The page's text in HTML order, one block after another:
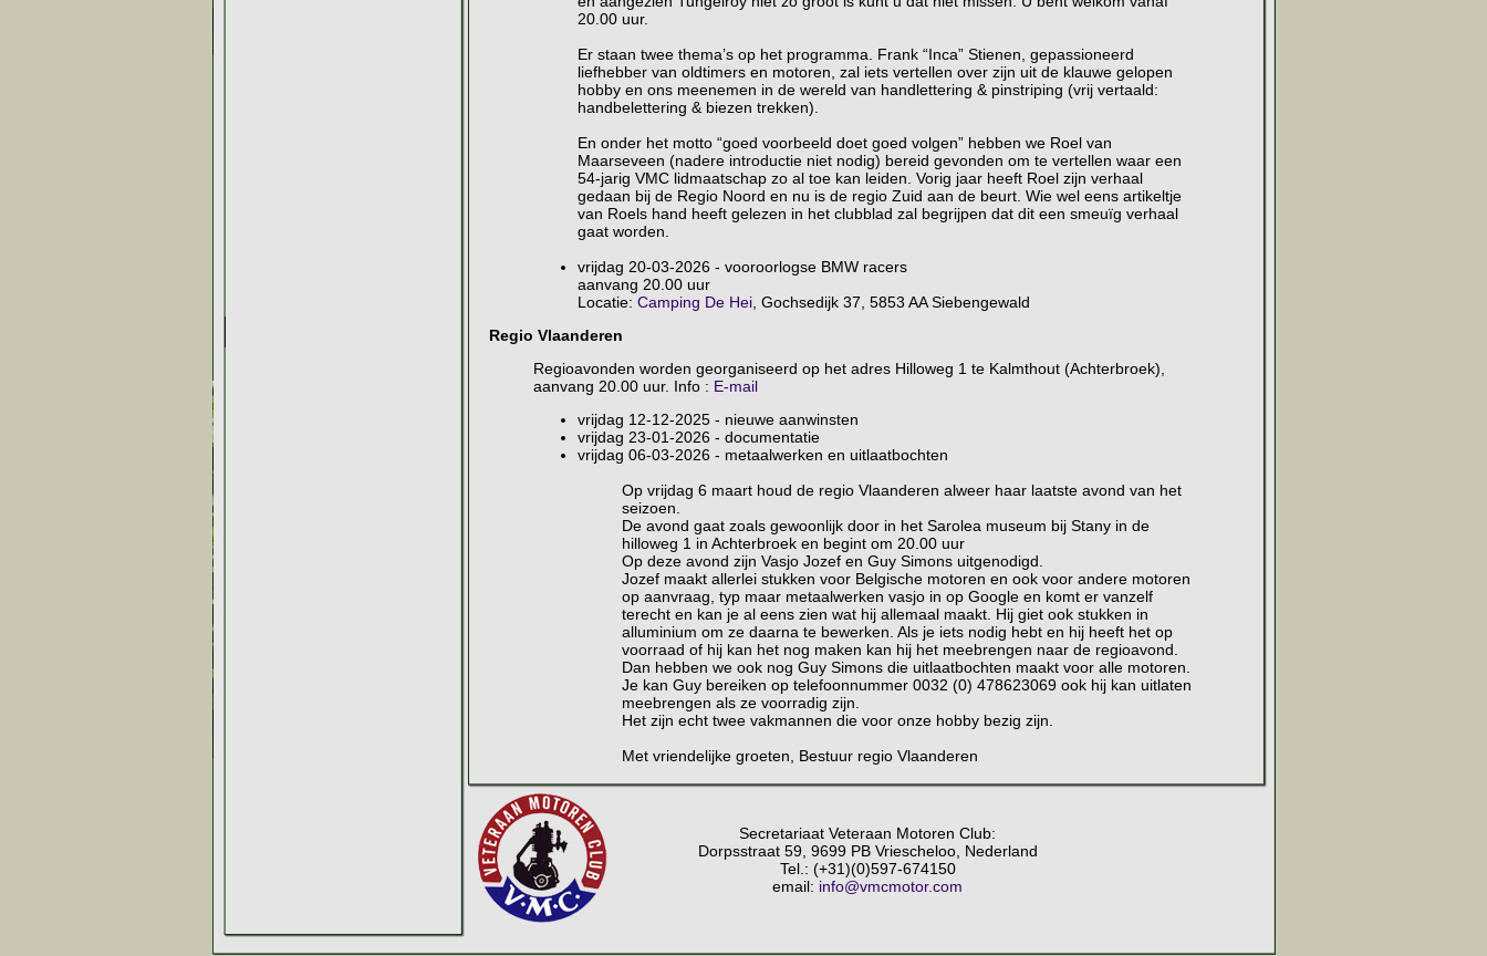
20.00 uur.
Er staan twee thema’s op het programma. Frank “Inca” Stienen, gepassioneerd
liefhebber van oldtimers en motoren, zal iets vertellen over zijn uit de klauwe gelopen
hobby en ons meenemen in de wereld van handlettering & pinstriping (vrij vertaald:
handbelettering & biezen trekken).
En onder het motto “goed voorbeeld doet goed volgen” hebben we Roel van
Maarseveen (nadere introductie niet nodig) bereid gevonden om te vertellen waar een
54-jarig VMC lidmaatschap zo al toe kan leiden. Vorig jaar heeft Roel zijn verhaal
gedaan bij de Regio Noord en nu is de regio Zuid aan de beurt. Wie wel eens artikeltje
van Roels hand heeft gelezen in het clubblad zal begrijpen dat dit een smeuïg verhaal
gaat worden.
vrijdag 20-03-2026 - vooroorlogse BMW racers
aanvang 20.00 uur
Locatie: Camping De Hei, Gochsedijk 37, 5853 AA Siebengewald
Regio Vlaanderen
Regioavonden worden georganiseerd op het adres Hilloweg 1 te Kalmthout (Achterbroek),
aanvang 20.00 uur. Info : E-mail
vrijdag 12-12-2025 - nieuwe aanwinsten
vrijdag 23-01-2026 - documentatie
vrijdag 06-03-2026 - metaalwerken en uitlaatbochten
Op vrijdag 6 maart houd de regio Vlaanderen alweer haar laatste avond van het
seizoen.
De avond gaat zoals gewoonlijk door in het Sarolea museum bij Stany in de
hilloweg 1 in Achterbroek en begint om 20.00 uur
Op deze avond zijn Vasjo Jozef en Guy Simons uitgenodigd.
Jozef maakt allerlei stukken voor Belgische motoren en ook voor andere motoren
op aanvraag, typ maar metaalwerken vasjo in op Google en komt er vanzelf
terecht en kan je al eens zien wat hij allemaal maakt. Hij giet ook stukken in
alluminium om ze daarna te bewerken. Als je iets nodig hebt en hij heeft het op
voorraad of hij kan het nog maken kan hij het meebrengen naar de regioavond.
Dan hebben we ook nog Guy Simons die uitlaatbochten maakt voor alle motoren.
Je kan Guy bereiken op telefoonnummer 0032 (0) 478623069 ook hij kan uitlaten
meebrengen als ze voorradig zijn.
Het zijn echt twee vakmannen die voor onze hobby bezig zijn.
Met vriendelijke groeten, Bestuur regio Vlaanderen
Secretariaat Veteraan Motoren Club:
Dorpsstraat 59, 9699 PB Vriescheloo, Nederland
Tel.: (+31)(0)597-674150
email: info@vmcmotor.com